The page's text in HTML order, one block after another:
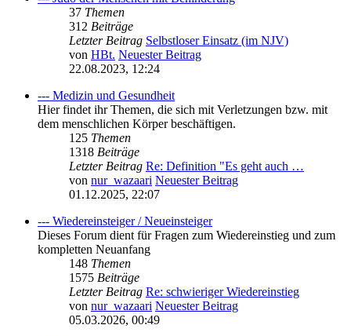
37 Themen
312 Beiträge
Letzter Beitrag Selbstloser Einsatz (im NJV)
von HBt. Neuester Beitrag
22.08.2023, 12:24
--- Medizin und Gesundheit
Hier findet ihr Themen, die sich mit Verletzungen bzw. mit
dem menschlichen Körper beschäftigen.
125 Themen
1318 Beiträge
Letzter Beitrag Re: Definition "Es geht auch …
von nur_wazaari Neuester Beitrag
01.12.2025, 22:07
--- Wiedereinsteiger / Neueinsteiger
Dieses Forum dient für Fragen zum Wiedereinstieg und zum
kompletten Neuanfang
148 Themen
1575 Beiträge
Letzter Beitrag Re: schwieriger Wiedereinstieg
von nur_wazaari Neuester Beitrag
05.03.2026, 00:49